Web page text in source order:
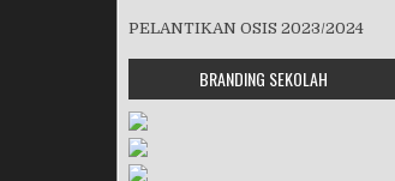
PELANTIKAN OSIS 2023/2024
BRANDING SEKOLAH